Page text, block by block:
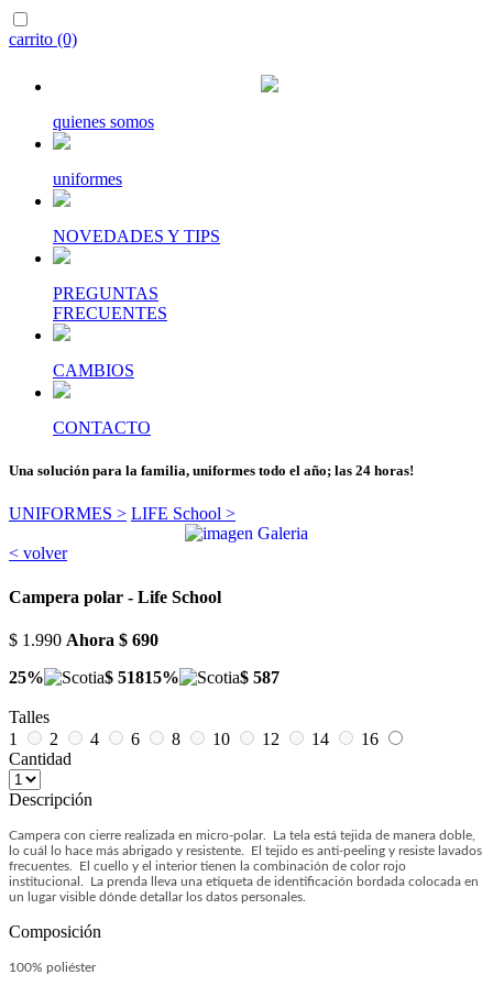
carrito (0)
quienes somos
uniformes
NOVEDADES Y TIPS
PREGUNTAS
FRECUENTES
CAMBIOS
CONTACTO
Una solución para la familia, uniformes todo el año; las 24 horas!
UNIFORMES > LIFE School >
< volver
Campera polar - Life School
$ 1.990 Ahora $ 690
25%
$ 51815% $ 587
Talles
1
2 4 6 8 10 12 14
16
Cantidad
Descripción
Campera con cierre realizada en micro-polar. La tela está tejida de manera doble,
lo cuál lo hace más abrigado y resistente. El tejido es anti-peeling y resiste lavados
frecuentes. El cuello y el interior tienen la combinación de color rojo
institucional. La prenda lleva una etiqueta de identificación bordada colocada en
un lugar visible dónde detallar los datos personales.
Composición
100% poliéster